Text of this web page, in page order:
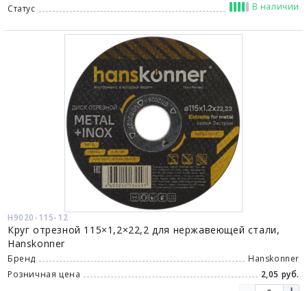
Статус
В наличии
H9020-115-12
Круг отрезной 115×1,2×22,2 для нержавеющей стали,
Hanskonner
Бренд
Hanskonner
Розничная цена
2,05 руб.